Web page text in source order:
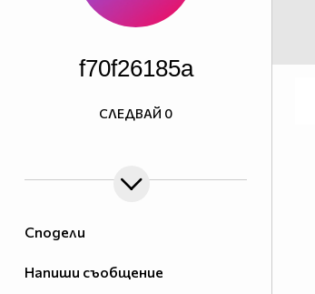
Сподели
Напиши съобщение
f70f26185a
СЛЕДВАЙ 0